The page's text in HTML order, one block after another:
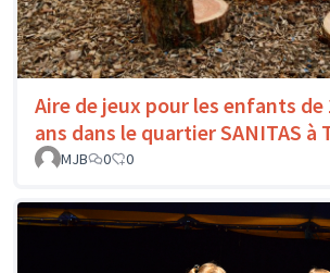
Aire de jeux pour les enfants de
ans dans le quartier SANITAS à
MJB
0 0